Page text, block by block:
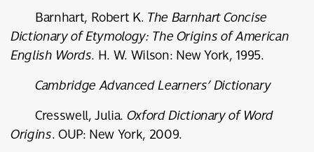
Barnhart, Robert K.The Barnhart Concise
Dictionary of Etymology: The Origins of American
English Words. H. W. Wilson: New York, 1995.
Cambridge Advanced Learners’ Dictionary
Cresswell, Julia.Oxford Dictionary of Word
Origins. OUP: New York, 2009.